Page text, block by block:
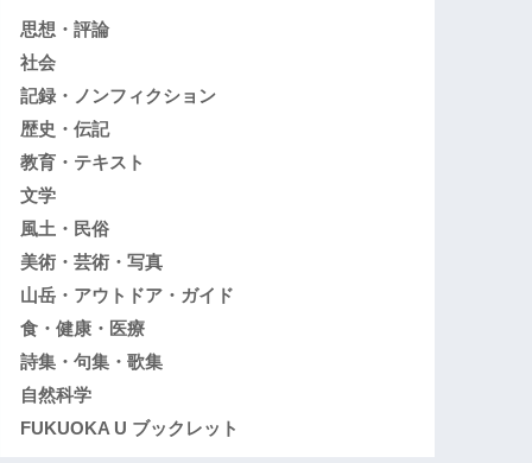
思想・評論
社会
記録・ノンフィクション
歴史・伝記
教育・テキスト
文学
風土・民俗
美術・芸術・写真
山岳・アウトドア・ガイド
食・健康・医療
詩集・句集・歌集
自然科学
FUKUOKA U ブックレット